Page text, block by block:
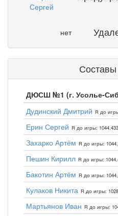
Сергей
нет
ДЮСШ №1 (г. Усолье-
Дудинский Дмитрий R до
Ерин Сергей R до игры:
Захарко Артём R до игры:
Пешин Кирилл R до игры:
Бакотин Артём R до игры:
Кулаков Никита R до игры:
Мартьянов Иван R до игры: